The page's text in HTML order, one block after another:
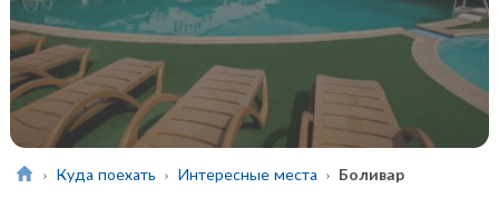
Куда поехать Интересные места Боливар